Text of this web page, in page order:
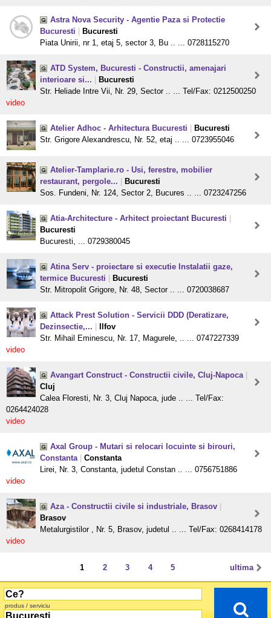
Astra Nova Security - Agentie Paza si Protectie
Bucuresti
Bucuresti
Piata Unirii, nr 1, etaj 5, sector 3, Bu .. ... 0728115270
ATD System, Bucuresti - Constructii, amenajari
interioare si...
Bucuresti
Str. Heliade Intre Vii, Nr. 29, Sector .. ... Tel/Fax: 0212500250
video
Atelier Adhoc - Arhitectura Bucuresti
Bucuresti
Str. Grigore Alexandrescu, Nr. 52, etaj .. ... 0723955046
Atelier-Tamplarie.ro - Usi, ferestre, mobilier
restaurant, pergole...
Bucuresti
Sos. Fundeni, Nr. 124, Sector 2, Bucures .. ... 0723247256
Atia-Architecture - Arhitect proiectant Bucuresti
Bucuresti
Bucuresti, ... 0729380045
Atina Serv - proiectare si executie Instalatii gaze,
termice Bucuresti
Bucuresti
Str. Mitropolit Grigore, Nr. 48, Sector .. ... 0720038687
Attack Prest Solution - Servicii DDD (Deratizare,
Dezinsectie,...
Ilfov
Str. Mihail Eminescu, Nr. 17, Magurele, .. ... 0747227339
video
Avangart Construct - Constructii civile, Cluj-Napoca
Cluj
Calea Floresti, Nr. 3, Cluj Napoca, jude .. ... Tel/Fax:
0264424028
video
Axal Group - Mutari si relocari locuinte si birouri,
Constanta
Constanta
Lirei, Nr. 3, Constanta, judetul Constan .. ... 0756751886
video
Aza - Constructii civile si industriale, Brasov
Brasov
Metalurgistilor , Nr. 5, Brasov, judetul .. ... Tel/Fax: 0268414178
video
ultima
1 2 3 4 5
produs / serviciu